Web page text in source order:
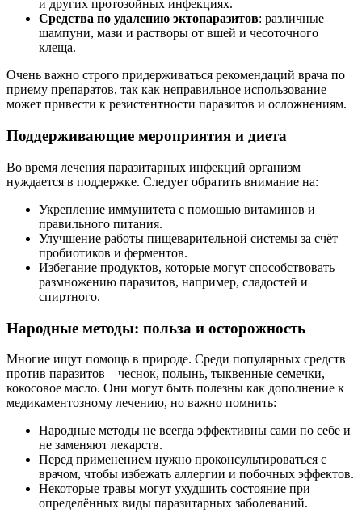
и других протозойных инфекциях.
Средства по удалению эктопаразитов: различные
шампуни, мази и растворы от вшей и чесоточного
клеща.
Очень важно строго придерживаться рекомендаций врача по
приему препаратов, так как неправильное использование
может привести к резистентности паразитов и осложнениям.
Поддерживающие мероприятия и диета
Во время лечения паразитарных инфекций организм
нуждается в поддержке. Следует обратить внимание на:
Укрепление иммунитета с помощью витаминов и
правильного питания.
Улучшение работы пищеварительной системы за счёт
пробиотиков и ферментов.
Избегание продуктов, которые могут способствовать
размножению паразитов, например, сладостей и
спиртного.
Народные методы: польза и осторожность
Многие ищут помощь в природе. Среди популярных средств
против паразитов – чеснок, полынь, тыквенные семечки,
кокосовое масло. Они могут быть полезны как дополнение к
медикаментозному лечению, но важно помнить:
Народные методы не всегда эффективны сами по себе и
не заменяют лекарств.
Перед применением нужно проконсультироваться с
врачом, чтобы избежать аллергии и побочных эффектов.
Некоторые травы могут ухудшить состояние при
определённых виды паразитарных заболеваний.